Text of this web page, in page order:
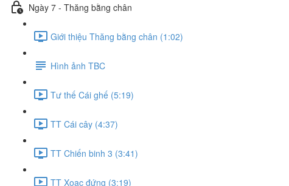
Ngày 7 - Thăng bằng chân
Giới thiệu Thăng bằng chân (1:02)
Hình ảnh TBC
Tư thế Cái ghế (5:19)
TT Cái cây (4:37)
TT Chiến binh 3 (3:41)
TT Xoạc đứng (3:19)